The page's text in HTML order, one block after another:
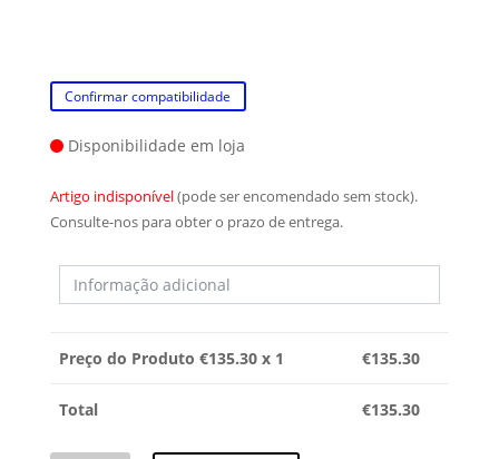
Confirmar compatibilidade
Disponibilidade em loja
Artigo indisponível(pode ser encomendado sem stock).
Consulte-nos para obter o prazo de entrega.
Preço do Produto €135.30 x 1 €135.30
Total €135.30